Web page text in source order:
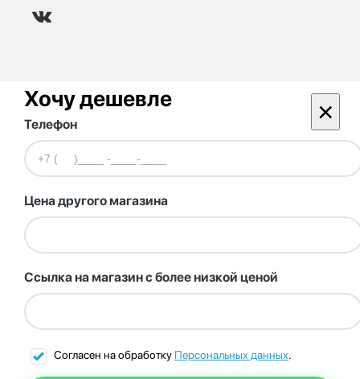
Хочу дешевле ×
Телефон
Цена другого магазина
Ссылка на магазин с более низкой ценой
Согласен на обработку Персональных данных.